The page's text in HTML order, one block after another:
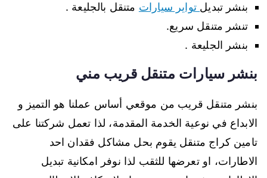
بنشر تبديل تواير سيارات متنقل بالجليعة .
تنشر متنقل سريع.
بنشر الجليعة .
بنشر سيارات متنقل قريب مني
بنشر متنقل قريب من موقعي أساس عملنا هو التميز و
الابداع في نوعية الخدمة المقدمة، لذا تعمل شركتنا على
تامين كراج متنقل يقوم بحل مشاكل فقدان احد
الاطارات، او تعرضها للثقب لذا نوفر امكانية تبديل